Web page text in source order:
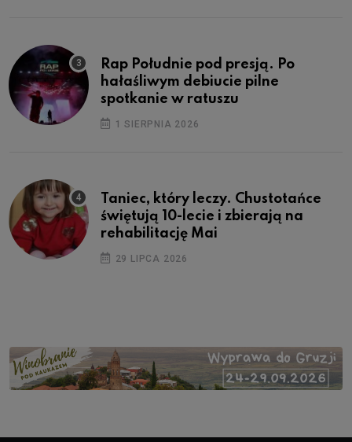
Rap Południe pod presją. Po
hałaśliwym debiucie pilne
spotkanie w ratuszu
1 SIERPNIA 2026
Taniec, który leczy. Chustotańce
świętują 10-lecie i zbierają na
rehabilitację Mai
29 LIPCA 2026